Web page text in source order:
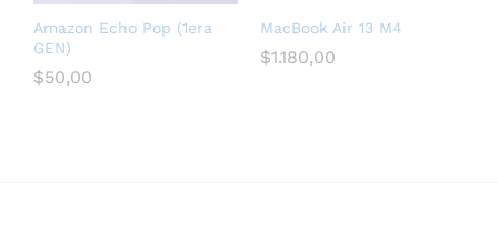
Amazon Echo Pop (1era
GEN)
$50,00
MacBook Air 13 M4
$1.180,00